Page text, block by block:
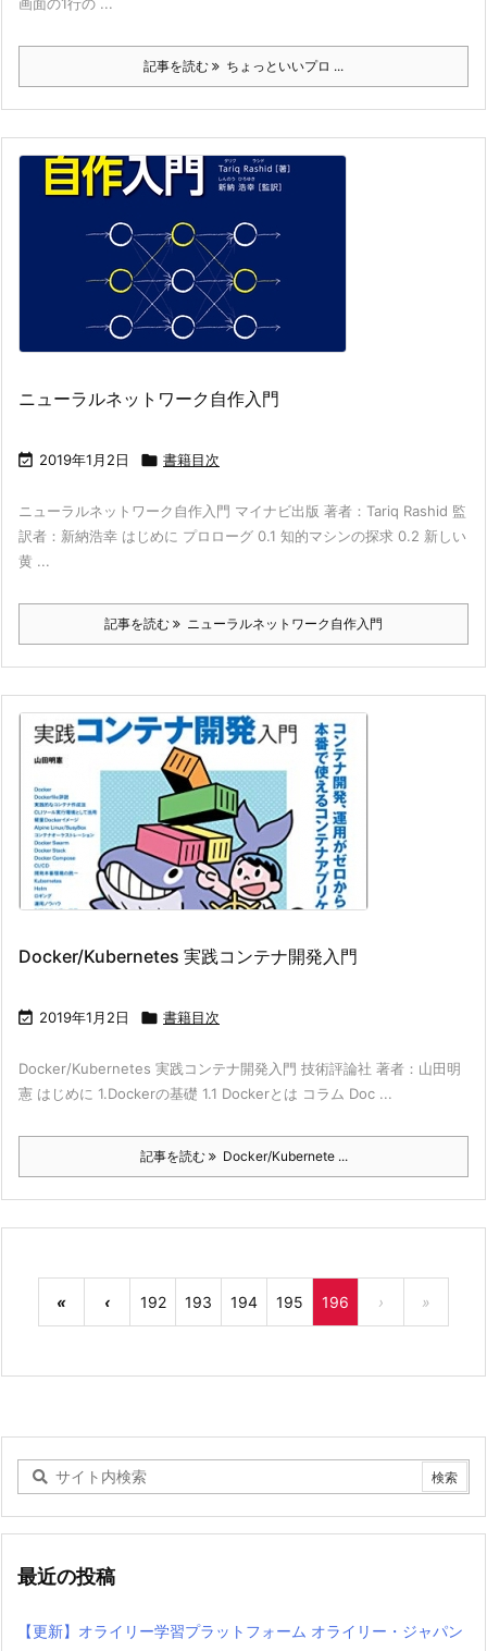
記事を読む ちょっといいプロ ...
ニューラルネットワーク自作入門
 2019年1月2日  書籍目次
ニューラルネットワーク自作入門 マイナビ出版 著者：Tariq Rashid 監
訳者：新納浩幸 はじめに プロローグ 0.1 知的マシンの探求 0.2 新しい
黄 ...
記事を読む ニューラルネットワーク自作入門
Docker/Kubernetes 実践コンテナ開発入門
 2019年1月2日  書籍目次
Docker/Kubernetes 実践コンテナ開発入門 技術評論社 著者：山田明
憲 はじめに 1.Dockerの基礎 1.1 Dockerとは コラム Doc ...
記事を読む Docker/Kubernete ...
« ‹ 192 193 194 195 196 › »
最近の投稿
【更新】オライリー学習プラットフォーム オライリー・ジャパン